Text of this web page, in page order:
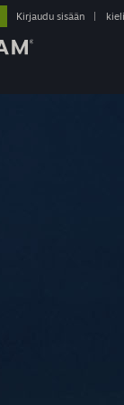
Kirjaudu sisään kieli